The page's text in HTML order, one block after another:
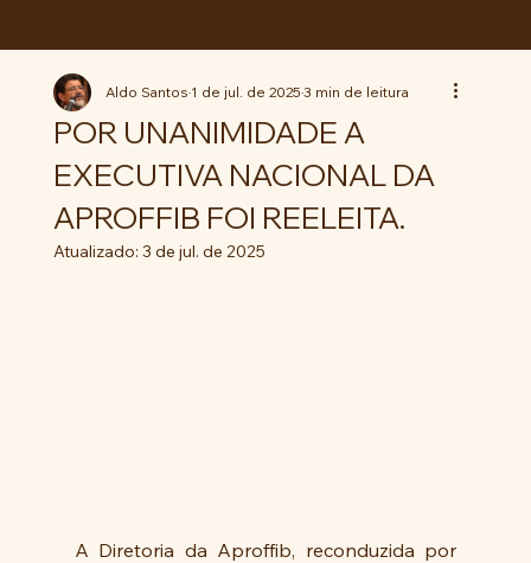
POR UNANIMIDADE A
EXECUTIVA NACIONAL DA
APROFFIB FOI REELEITA.
Aldo Santos1 de jul. de 20253 min de leitura
Atualizado: 3 de jul. de 2025
A Diretoria da Aproffib, reconduzida por